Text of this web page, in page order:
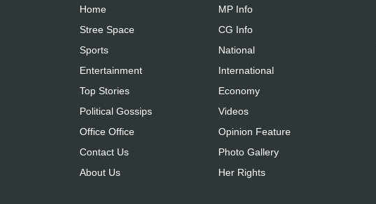
Home
Stree Space
Sports
Entertainment
Top Stories
Political Gossips
Office Office
Contact Us
About Us
MP Info
CG Info
National
International
Economy
Videos
Opinion Feature
Photo Gallery
Her Rights